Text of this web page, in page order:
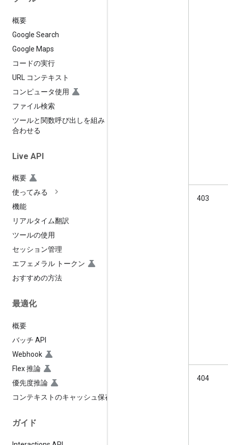
概要
Google Search
Google Maps
コードの実行
URL コンテキスト
コンピュータ使用
ファイル検索
ツールと関数呼び出しを組み
合わせる
Live API
概要
使ってみる
機能
リアルタイム翻訳
ツールの使用
セッション管理
エフェメラル トークン
おすすめの方法
最適化
概要
バッチ API
Webhook
Flex 推論
優先度推論
コンテキストのキャッシュ保存
ガイド
403
404